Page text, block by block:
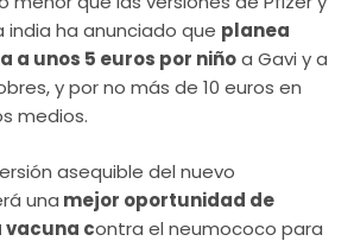
india ha anunciado que planea
a unos 5 euros por niñoa Gavi y a
y por no más de 10 euros en
medios.
asequible del nuevo
una mejor oportunidad de
contra el neumococo para